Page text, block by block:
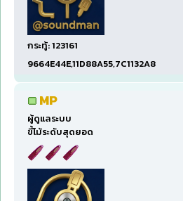
กระทู้: 123161
9664E44E,11D88A55,7C1132A8
MP
ผู้ดูแลระบบ
ขี้โม้ระดับสุดยอด